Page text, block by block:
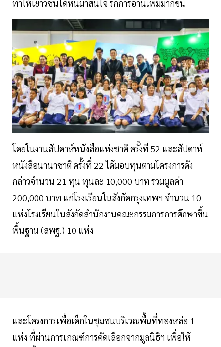
ทำให้เยาวชนได้หันมาสนใจ รักการอ่านเพิ่มมากขึ้น
โดยในงานสัปดาห์หนังสือแห่งชาติ ครั้งที่ 52 และสัปดาห์
หนังสือนานาชาติ ครั้งที่ 22 ได้มอบทุนตามโครงการดัง
กล่าวจำนวน 21 ทุน ทุนละ 10,000 บาท รวมมูลค่า
200,000 บาท แก่โรงเรียนในสังกัดกรุงเทพฯ จำนวน 10
แห่งโรงเรียนในสังกัดสำนักงานคณะกรรมการการศึกษาขึ้น
พื้นฐาน (สพฐ.) 10 แห่ง
และโครงการเพื่อเด็กในชุมชนบริเวณพื้นที่ทองหล่อ 1
แห่ง ที่ผ่านการเกณฑ์การคัดเลือกจากมูลนิธิฯ เพื่อให้